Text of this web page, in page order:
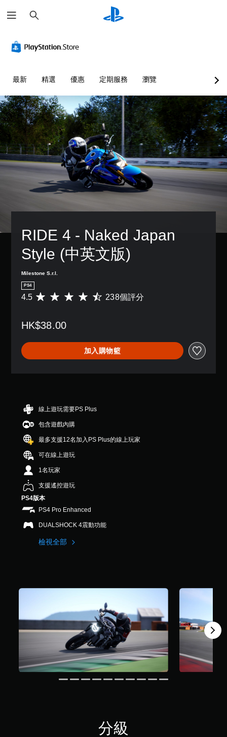
尋
最新 精選 優惠 定期服務 瀏覽
RIDE 4 - Naked Japan
Style (中英文版)
Milestone S.r.l.
PS4
平
分
4
.
分
顆
星
）
，
2
8
則
評
4.5 238個評分
HK$38.00
加入購物籃
線上遊玩需要PS Plus
包含遊戲內購
最多支援12名加入PS Plus的線上玩家
可在線上遊玩
1名玩家
支援遙控遊玩
PS4版本
PS4 Pro Enhanced
DUALSHOCK 4震動功能
檢視全部
分級